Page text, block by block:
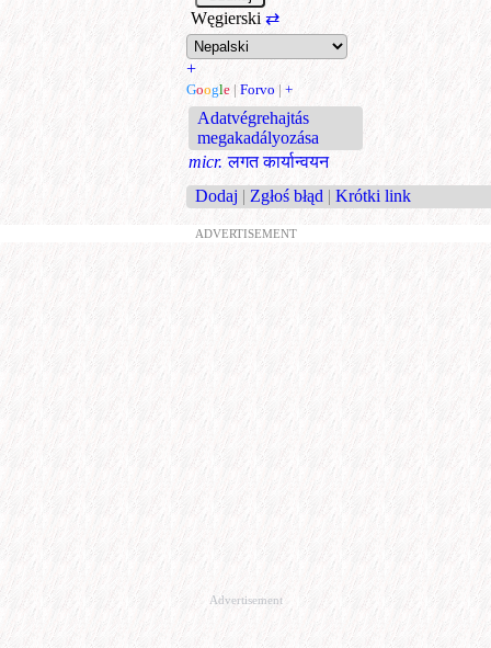
Węgierski ⇄
+
Google | Forvo | +
Adatvégrehajtás
megakadályozása
micr. लगत कार्यान्वयन
Dodaj | Zgłoś błąd | Krótki link
ADVERTISEMENT
Advertisement